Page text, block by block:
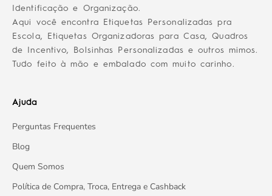
Identificação e Organização.
Aqui você encontra Etiquetas Personalizadas pra
Escola, Etiquetas Organizadoras para Casa, Quadros
de Incentivo, Bolsinhas Personalizadas e outros mimos.
Tudo feito à mão e embalado com muito carinho.
Ajuda
Perguntas Frequentes
Blog
Quem Somos
Política de Compra, Troca, Entrega e Cashback